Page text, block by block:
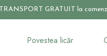
TRANSPORT GRATUIT la
Povestea licăr